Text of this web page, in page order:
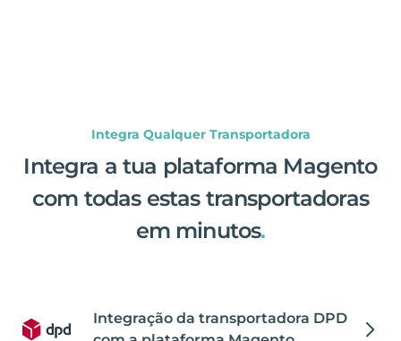
Integra Qualquer Transportadora
Integra a tua plataforma Magento
com todas estas transportadoras
em minutos.
Integração da transportadora DPD